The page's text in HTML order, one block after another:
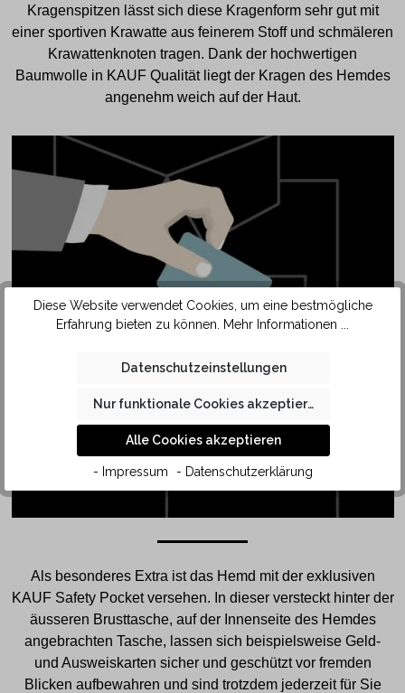
Kragenspitzen lässt sich diese Kragenform sehr gut mit
einer sportiven Krawatte aus feinerem Stoff und schmäleren
Krawattenknoten tragen. Dank der hochwertigen
Baumwolle in KAUF Qualität liegt der Kragen des Hemdes
angenehm weich auf der Haut.
POCKET
Als besonderes Extra ist das Hemd mit der exklusiven
KAUF Safety Pocket versehen. In dieser versteckt hinter der
äusseren Brusttasche, auf der Innenseite des Hemdes
angebrachten Tasche, lassen sich beispielsweise Geld-
und Ausweiskarten sicher und geschützt vor fremden
Blicken aufbewahren und sind trotzdem jederzeit für Sie
Diese Website verwendet Cookies, um eine bestmögliche
Erfahrung bieten zu können.
Mehr Informationen ...
Datenschutzeinstellungen
Nur funktionale Cookies akzeptieren
Alle Cookies akzeptieren
- Impressum - Datenschutzerklärung